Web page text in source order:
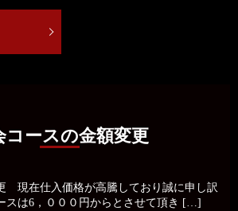
コースの金額変更
現在仕入価格が高騰しており誠に申し訳
スは6，０００円からとさせて頂き […]